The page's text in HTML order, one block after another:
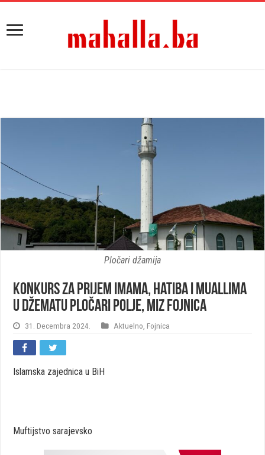
Pločari džamija
Konkurs za prijem imama, hatiba i muallima
u džematu Pločari Polje, MIZ Fojnica
31. Decembra 2024. Aktuelno Fojnica
Islamska zajednica u BiH
Muftijstvo sarajevsko